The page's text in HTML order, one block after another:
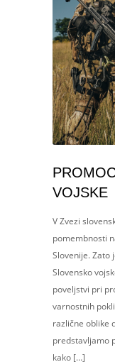
VOJSKE
V Zvezi
pomembnosti
Slovenije. Zato
Slovensko
poveljstvi pri
varnostnih
različne oblike
predstavljamo
kako […]